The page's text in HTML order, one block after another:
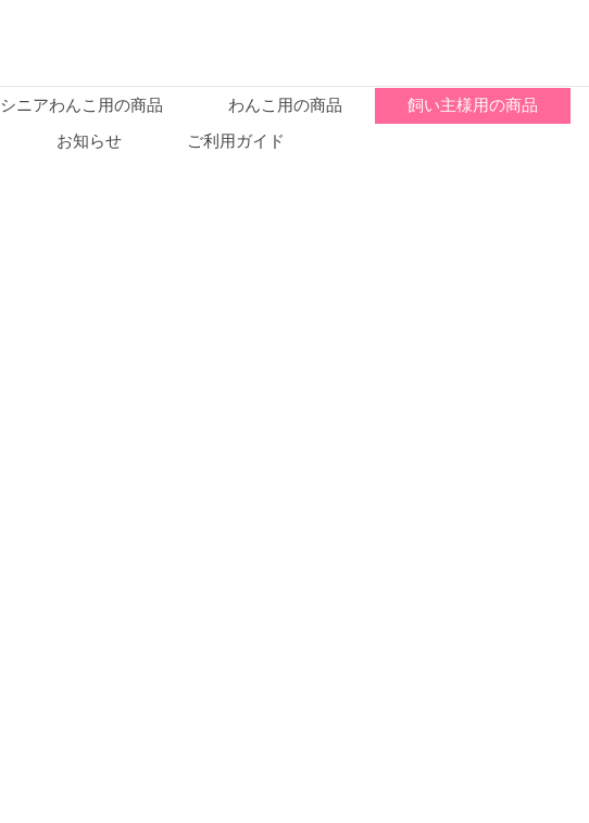
シニアわんこ用の商品 わんこ用の商品 飼い主様用の商品
お知らせ ご利用ガイド